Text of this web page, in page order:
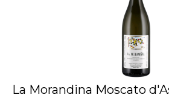
La Morandina Moscato